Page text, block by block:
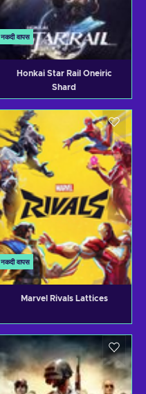
नकदी वापस
Honkai Star Rail Oneiric
Shard
नकदी वापस
Marvel Rivals Lattices